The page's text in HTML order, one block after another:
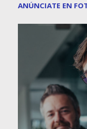
ANÚNCIATE EN